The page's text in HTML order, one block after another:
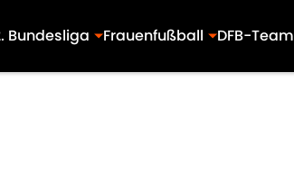
Bundesliga Frauenfußball DFB-Team